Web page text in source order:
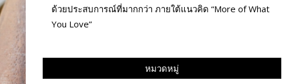
ด้วยประสบการณ์ที่มากกว่า ภายใต้แนวคิด “More of What
You Love”
หมวดหมู่